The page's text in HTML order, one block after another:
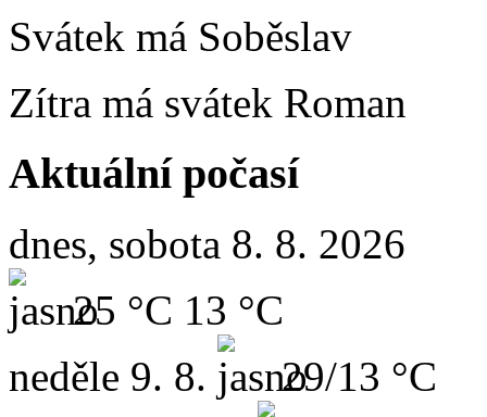
Svátek má Soběslav
Zítra má svátek Roman
Aktuální počasí
dnes, sobota 8. 8. 2026
25 °C 13 °C
neděle 9. 8.
29/13 °C